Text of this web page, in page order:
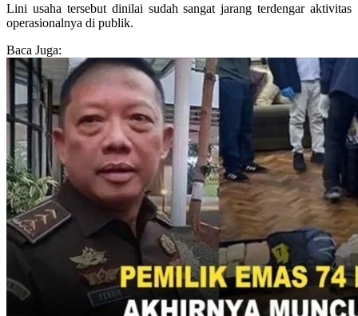
Lini usaha tersebut dinilai sudah sangat jarang terdengar aktivitas
operasionalnya di publik.
Baca Juga: